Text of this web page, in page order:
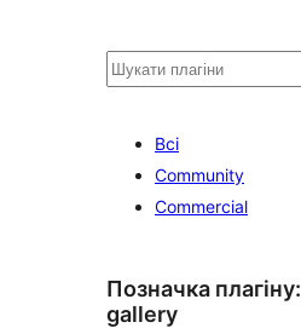
Пошук
Всі
Community
Commercial
Позначка плагіну:
gallery